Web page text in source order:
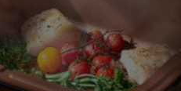
charakterystyki
Spersonalizowane reklamy i